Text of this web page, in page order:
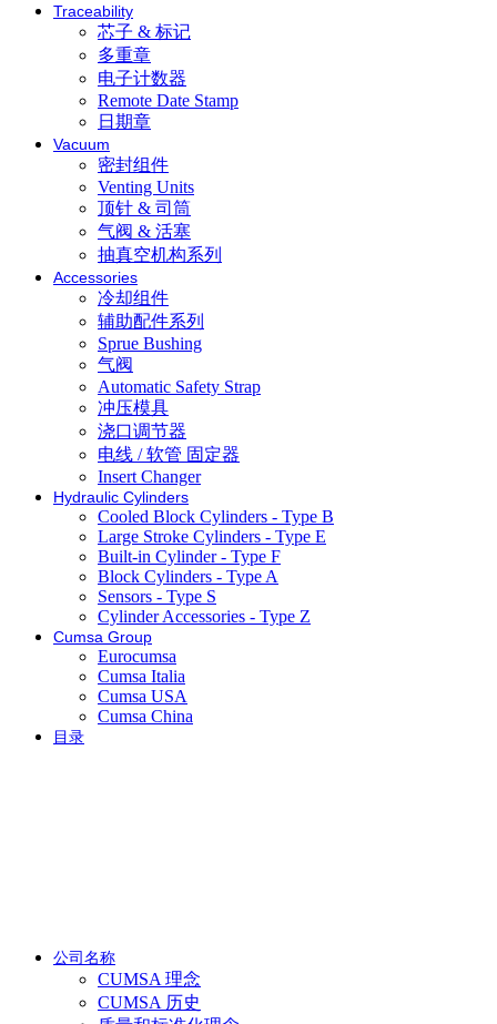
Traceability
芯子 & 标记
多重章
电子计数器
Remote Date Stamp
日期章
Vacuum
密封组件
Venting Units
顶针 & 司筒
气阀 & 活塞
抽真空机构系列
Accessories
冷却组件
辅助配件系列
Sprue Bushing
气阀
Automatic Safety Strap
冲压模具
浇口调节器
电线 / 软管 固定器
Insert Changer
Hydraulic Cylinders
Cooled Block Cylinders - Type B
Large Stroke Cylinders - Type E
Built-in Cylinder - Type F
Block Cylinders - Type A
Sensors - Type S
Cylinder Accessories - Type Z
Cumsa Group
Eurocumsa
Cumsa Italia
Cumsa USA
Cumsa China
目录
公司名称
CUMSA 理念
CUMSA 历史